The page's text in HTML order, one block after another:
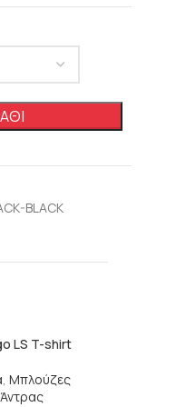
BLACK
LS T-shirt
, Μπλούζες
Άντρας